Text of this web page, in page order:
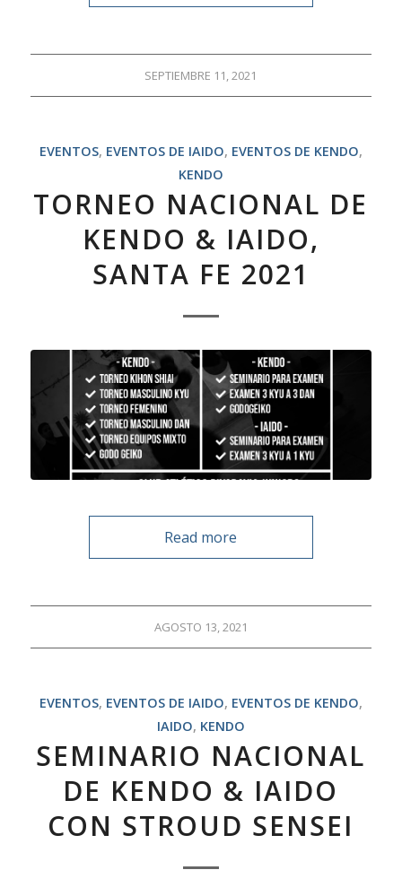
SEPTIEMBRE 11, 2021
EVENTOS, EVENTOS DE IAIDO, EVENTOS DE KENDO,
KENDO
TORNEO NACIONAL DE
KENDO & IAIDO,
SANTA FE 2021
Read more
AGOSTO 13, 2021
EVENTOS, EVENTOS DE IAIDO, EVENTOS DE KENDO,
IAIDO, KENDO
SEMINARIO NACIONAL
DE KENDO & IAIDO
CON STROUD SENSEI